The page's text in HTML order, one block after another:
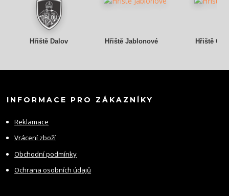
Hřiště Dalov Hřiště Jablonové Hřiště
INFORMACE PRO ZÁKAZNÍKY
Reklamace
Vrácení zboží
Obchodní podmínky
Ochrana osobních údajů